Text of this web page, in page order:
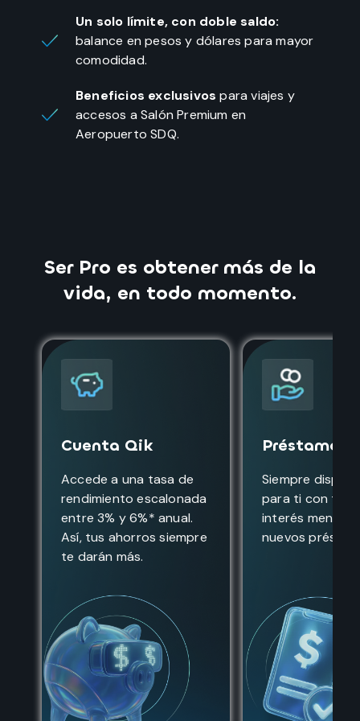
Un solo límite, con doble saldo:
balance en pesos y dólares para mayor
comodidad.
Beneficios exclusivos para viajes y
accesos a Salón Premium en
Aeropuerto SDQ.
Ser Pro es obtener más de la
vida, en todo momento.
Cuenta Qik
Accede a una tasa de
rendimiento escalonada
entre 3% y 6%* anual.
Así, tus ahorros siempre
te darán más.
Préstamos
Siempre
para ti con
interés
nuevos